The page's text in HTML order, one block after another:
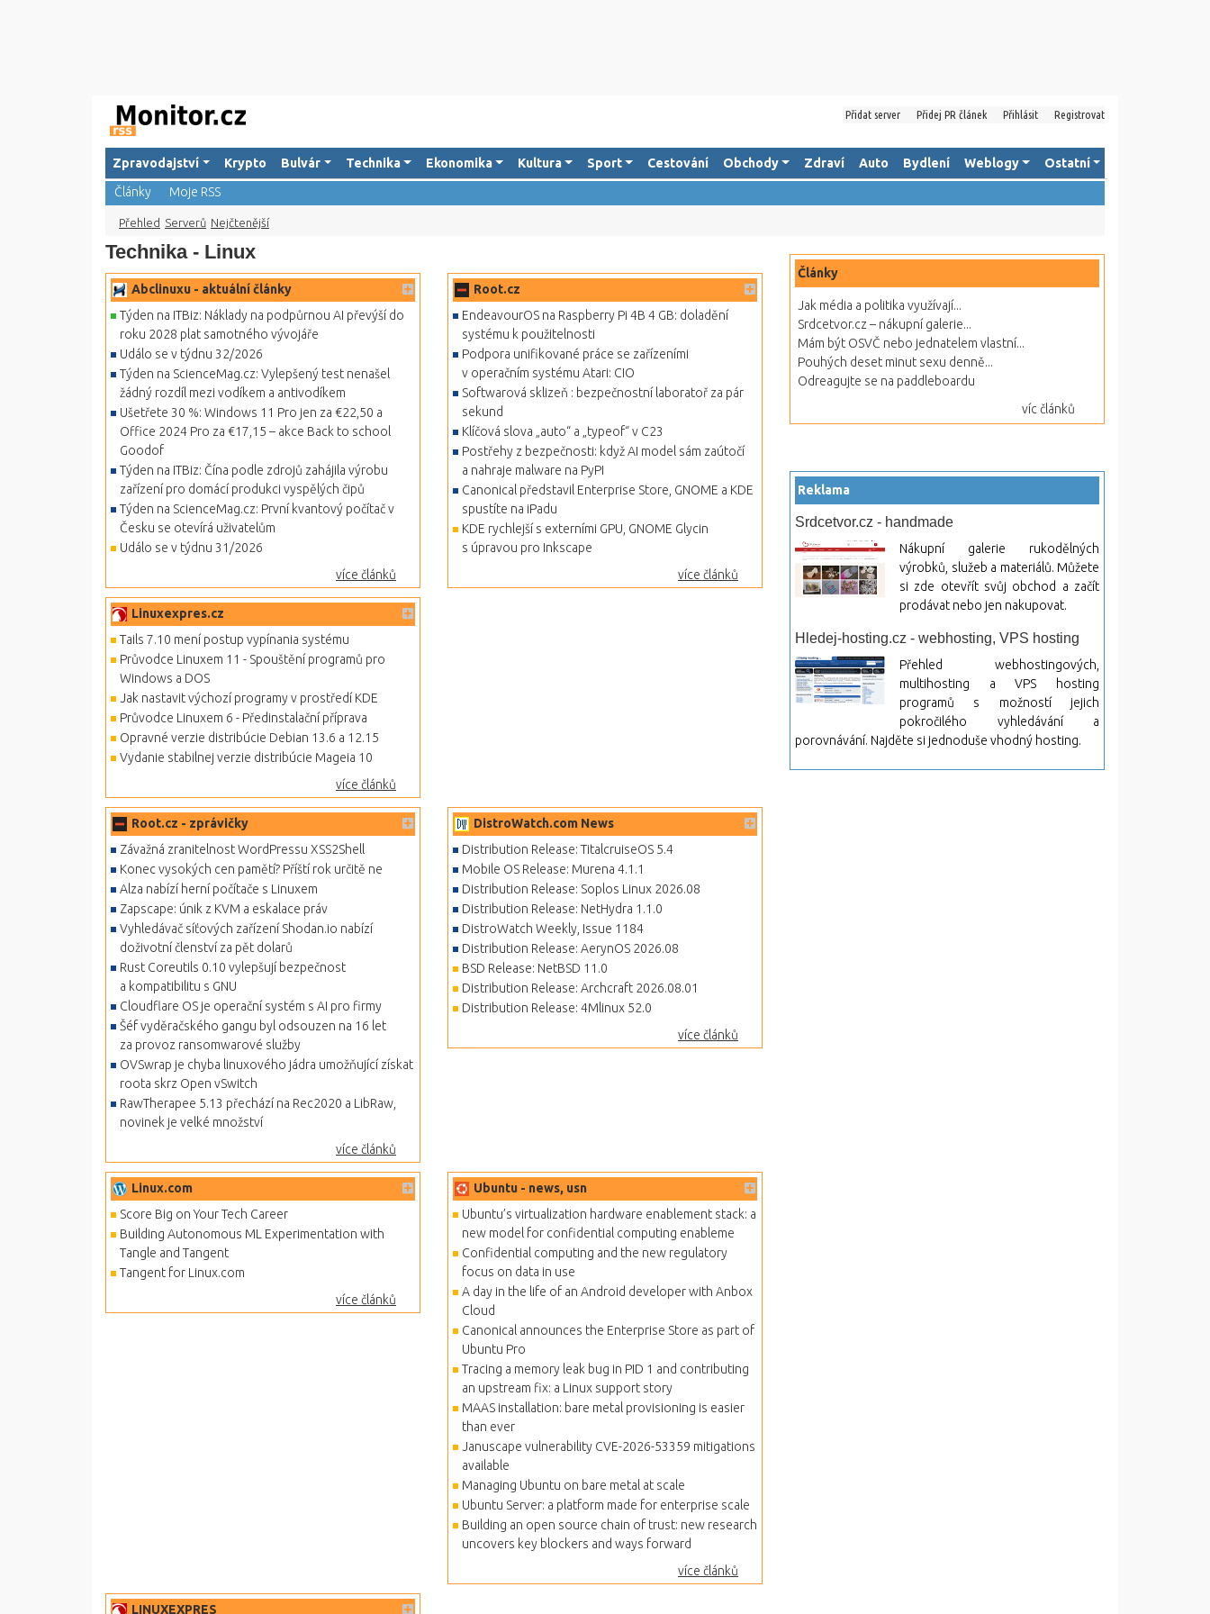
Přidat server Přidej PR článek Přihlásit Registrovat
Zpravodajství Krypto Bulvár Technika Ekonomika Kultura Sport Cestování Obchody Zdraví Auto Bydlení Weblogy
Ostatní
Články
Moje RSS
Přehled Serverů Nejčtenější
Technika - Linux
Abclinuxu - aktuální články
Týden na ITBiz: Náklady na podpůrnou AI převýší do
roku 2028 plat samotného vývojáře
Událo se v týdnu 32/2026
Týden na ScienceMag.cz: Vylepšený test nenašel
žádný rozdíl mezi vodíkem a antivodíkem
Ušetřete 30 %: Windows 11 Pro jen za €22,50 a
Office 2024 Pro za €17,15 – akce Back to school
Goodof
Týden na ITBiz: Čína podle zdrojů zahájila výrobu
zařízení pro domácí produkci vyspělých čipů
Týden na ScienceMag.cz: První kvantový počítač v
Česku se otevírá uživatelům
Událo se v týdnu 31/2026
více článků
Root.cz
EndeavourOS na Raspberry Pi 4B 4 GB: doladění
systému k použitelnosti
Podpora unifikované práce se zařízeními
v operačním systému Atari: CIO
Softwarová sklizeň : bezpečnostní laboratoř za pár
sekund
Klíčová slova „auto“ a „typeof“ v C23
Postřehy z bezpečnosti: když AI model sám zaútočí
a nahraje malware na PyPI
Canonical představil Enterprise Store, GNOME a KDE
spustíte na iPadu
KDE rychlejší s externími GPU, GNOME Glycin
s úpravou pro Inkscape
více článků
Linuxexpres.cz
Tails 7.10 mení postup vypínania systému
Průvodce Linuxem 11 - Spouštění programů pro
Windows a DOS
Jak nastavit výchozí programy v prostředí KDE
Průvodce Linuxem 6 - Předinstalační příprava
Opravné verzie distribúcie Debian 13.6 a 12.15
Vydanie stabilnej verzie distribúcie Mageia 10
více článků
Root.cz - zprávičky
Závažná zranitelnost WordPressu XSS2Shell
Konec vysokých cen pamětí? Příští rok určitě ne
Alza nabízí herní počítače s Linuxem
Zapscape: únik z KVM a eskalace práv
Vyhledávač síťových zařízení Shodan.io nabízí
doživotní členství za pět dolarů
Rust Coreutils 0.10 vylepšují bezpečnost
a kompatibilitu s GNU
Cloudflare OS je operační systém s AI pro firmy
Šéf vyděračského gangu byl odsouzen na 16 let
za provoz ransomwarové služby
OVSwrap je chyba linuxového jádra umožňující získat
roota skrz Open vSwitch
RawTherapee 5.13 přechází na Rec2020 a LibRaw,
novinek je velké množství
více článků
DistroWatch.com News
Distribution Release: TitalcruiseOS 5.4
Mobile OS Release: Murena 4.1.1
Distribution Release: Soplos Linux 2026.08
Distribution Release: NetHydra 1.1.0
DistroWatch Weekly, Issue 1184
Distribution Release: AerynOS 2026.08
BSD Release: NetBSD 11.0
Distribution Release: Archcraft 2026.08.01
Distribution Release: 4Mlinux 52.0
více článků
Linux.com
Score Big on Your Tech Career
Building Autonomous ML Experimentation with
Tangle and Tangent
Tangent for Linux.com
více článků
Ubuntu - news, usn
Ubuntu’s virtualization hardware enablement stack: a
new model for confidential computing enableme
Confidential computing and the new regulatory
focus on data in use
A day in the life of an Android developer with Anbox
Cloud
Canonical announces the Enterprise Store as part of
Ubuntu Pro
Tracing a memory leak bug in PID 1 and contributing
an upstream fix: a Linux support story
MAAS installation: bare metal provisioning is easier
than ever
Januscape vulnerability CVE-2026-53359 mitigations
available
Managing Ubuntu on bare metal at scale
Ubuntu Server: a platform made for enterprise scale
Building an open source chain of trust: new research
uncovers key blockers and ways forward
více článků
LINUXEXPRES
Články
Jak média a politika využívají...
Srdcetvor.cz – nákupní galerie...
Mám být OSVČ nebo jednatelem vlastní...
Pouhých deset minut sexu denně...
Odreagujte se na paddleboardu
víc článků
Reklama
Srdcetvor.cz - handmade
Nákupní galerie rukodělných
výrobků, služeb a materiálů. Můžete
si zde otevřít svůj obchod a začít
prodávat nebo jen nakupovat.
Hledej-hosting.cz - webhosting, VPS hosting
Přehled webhostingových,
multihosting a VPS hosting
programů s možností jejich
pokročilého vyhledávání a
porovnávání. Najděte si jednoduše vhodný hosting.